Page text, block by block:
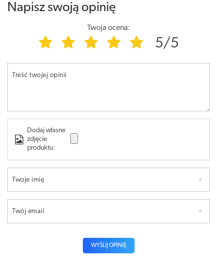
Napisz swoją opinię
Twoja ocena:
5/5
Treść twojej opinii
Dodaj własne
zdjęcie
produktu:
Twoje imię
Twój email
WYŚLIJ OPINIĘ